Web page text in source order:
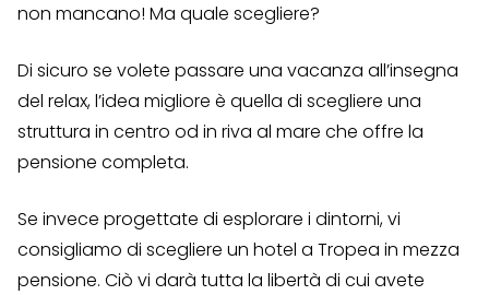
non mancano! Ma quale scegliere?
Di sicuro se volete passare una vacanza all’insegna
del relax, l’idea migliore è quella di scegliere una
struttura in centro od in riva al mare che offre la
pensione completa.
Se invece progettate di esplorare i dintorni, vi
consigliamo di scegliere un hotel a Tropea in mezza
pensione. Ciò vi darà tutta la libertà di cui avete